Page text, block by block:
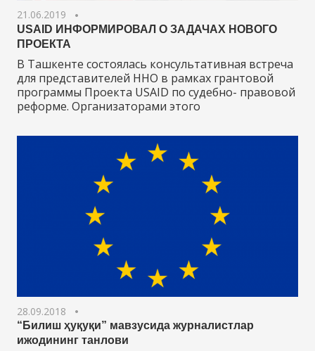
21.06.2019
USAID ИНФОРМИРОВАЛ О ЗАДАЧАХ НОВОГО
ПРОЕКТА
В Ташкенте состоялась консультативная встреча
для представителей ННО в рамках грантовой
программы Проекта USAID по судебно- правовой
реформе. Организаторами этого
28.09.2018
“Билиш ҳуқуқи” мавзусида журналистлар
ижодининг танлови